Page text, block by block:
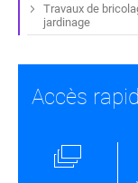
Travaux de
jardinage
Accès